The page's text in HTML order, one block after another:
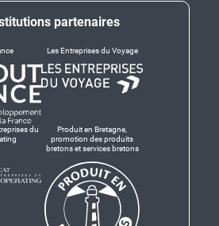
partenaires
Les Entreprises du Voyage
du
Produit en Bretagne,
promotion des produits
bretons et services bretons